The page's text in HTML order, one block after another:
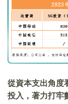
從資本支出角度
投入，著力打牢